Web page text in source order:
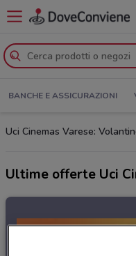
BANCHE E ASSICURAZIONI
Uci Cinemas Varese:
Ultime offerte Uci